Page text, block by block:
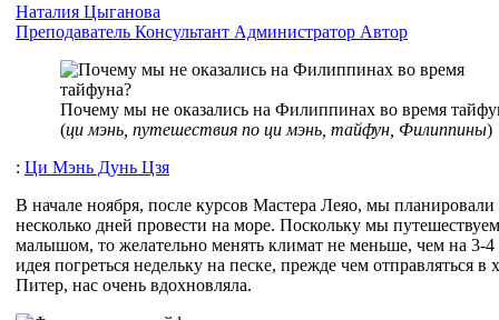
Наталия Цыганова
Преподаватель Консультант Администратор Автор
Почему мы не оказались на Филиппинах во время
(ци мэнь, путешествия по ци мэнь, тайфун, Филиппины)
: Ци Мэнь Дунь Цзя
В начале ноября, после курсов Мастера Леяо, мы планировали
несколько дней провести на море. Поскольку мы
малышом, то желательно менять климат не меньше, чем на 3-4
идея погреться недельку на песке, прежде чем отправляться в
Питер, нас очень вдохновляла.